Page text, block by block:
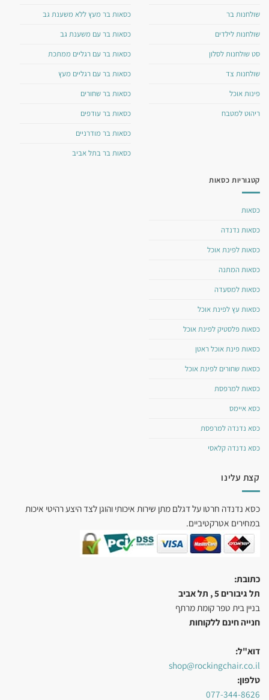
קצת עלינו
כסא נדנדה חרטו על דגלם מתן שירות איכותי והוגן לצד היצע רהיטי איכות
במחירים אטרקטיביים.
כתובת:
תל גיבורים 5 , תל אביב
בניין בית טפר קומת מרתף
חנייה חינם ללקוחות
דוא"ל:
shop@rockingchair.co.il
טלפון:
077-344-8626
שולחנות בר
שולחנות לילדים
סט שולחנות לסלון
שולחנות צד
פינות אוכל
ריהוט למטבח
כסאות בר מעץ ללא משענת גב
כסאות בר עם משענת גב
כסאות בר עם רגליים ממתכת
כסאות בר עם רגליים מעץ
כסאות בר שחורים
כסאות בר עודפים
כסאות בר מודרניים
כסאות בר בתל אביב
קטגוריות כסאות
כסאות
כסאות נדנדה
כסאות לפינת אוכל
כסאות המתנה
כסאות למסעדה
כסאות עץ לפינת אוכל
כסאות פלסטיק לפינת אוכל
כסאות פינת אוכל ראטן
כסאות שחורים לפינת אוכל
כסאות למרפסת
כסא איימס
כסא נדנדה למרפסת
כסא נדנדה קלאסי